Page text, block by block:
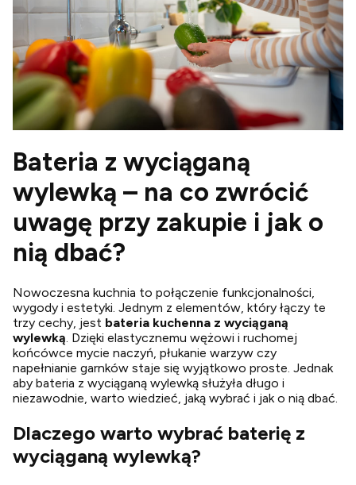
Bateria z wyciąganą
wylewką – na co zwrócić
uwagę przy zakupie i jak o
nią dbać?
Nowoczesna kuchnia to połączenie funkcjonalności,
wygody i estetyki. Jednym z elementów, który łączy te
trzy cechy, jest bateria kuchenna z wyciąganą
wylewką. Dzięki elastycznemu wężowi i ruchomej
końcówce mycie naczyń, płukanie warzyw czy
napełnianie garnków staje się wyjątkowo proste. Jednak
aby bateria z wyciąganą wylewką służyła długo i
niezawodnie, warto wiedzieć, jaką wybrać i jak o nią dbać.
Dlaczego warto wybrać baterię z
wyciąganą wylewką?